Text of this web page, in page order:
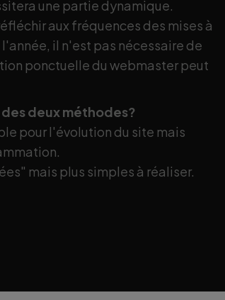
une partie dynamique.
aux fréquences des mises à
il n'est pas nécessaire de
ponctuelle du webmaster peut
deux méthodes?
pour l'évolution du site mais
mais plus simples à réaliser.